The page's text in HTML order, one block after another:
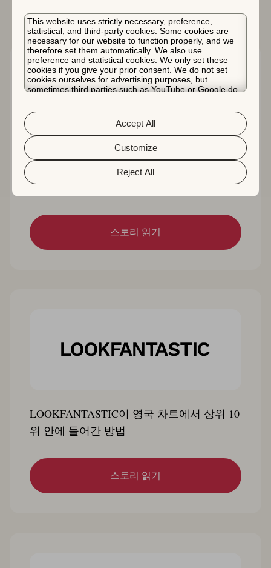
This website uses strictly necessary, preference,
statistical, and third-party cookies. Some cookies are
necessary for our website to function properly, and we
therefore set them automatically. We also use
preference and statistical cookies. We only set these
cookies if you give your prior consent. We do not set
cookies ourselves for advertising purposes, but
sometimes third parties such as YouTube or Google do.
about the protection of your personal data and the
different cookies we use, please read our
&Privacy Policy. You can customize your cookie settings
and preferences by clicking the “Customize” button.
Reject All
Customize
Accept All
Treeplla가 리뷰에 대한 답변 작업량을 3주 만
에 3배 올린 방법
스토리 읽기
LOOKFANTASTIC이 영국 차트에서 상위 10
위 안에 들어간 방법
스토리 읽기